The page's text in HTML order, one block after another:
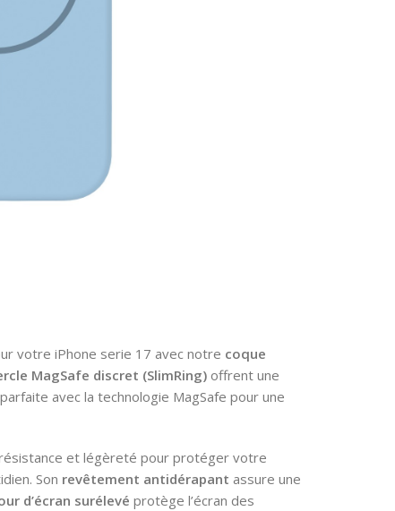
votre iPhone serie 17 avec notre coque
MagSafe discret (SlimRing)offrent une
avec la technologie MagSafe pour une
et légèreté pour protéger votre
Son revêtement antidérapant assure une
d’écran surélevé protège l’écran des